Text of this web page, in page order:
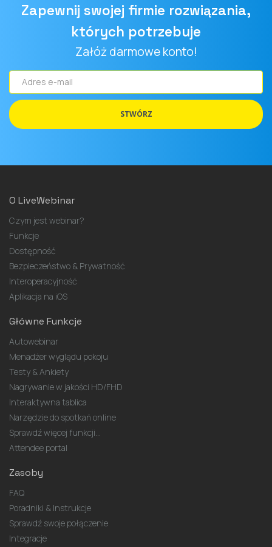
Zapewnij swojej firmie rozwiązania,
których potrzebuje
Załóż darmowe konto!
Adres
e-
mail
STWÓRZ
O LiveWebinar
Czym jest webinar?
Funkcje
Dostępność
Bezpieczeństwo & Prywatność
Interoperacyjność
Aplikacja na iOS
Główne Funkcje
Autowebinar
Menadżer wyglądu pokoju
Testy & Ankiety
Nagrywanie w jakości HD/FHD
Interaktywna tablica
Narzędzie do spotkań online
Sprawdź więcej funkcji...
Attendee portal
Zasoby
FAQ
Poradniki & Instrukcje
Sprawdź swoje połączenie
Integracje